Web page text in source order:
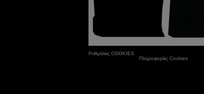
Ρυθμίσεις COOKIES
Πληροφορίες Cookies